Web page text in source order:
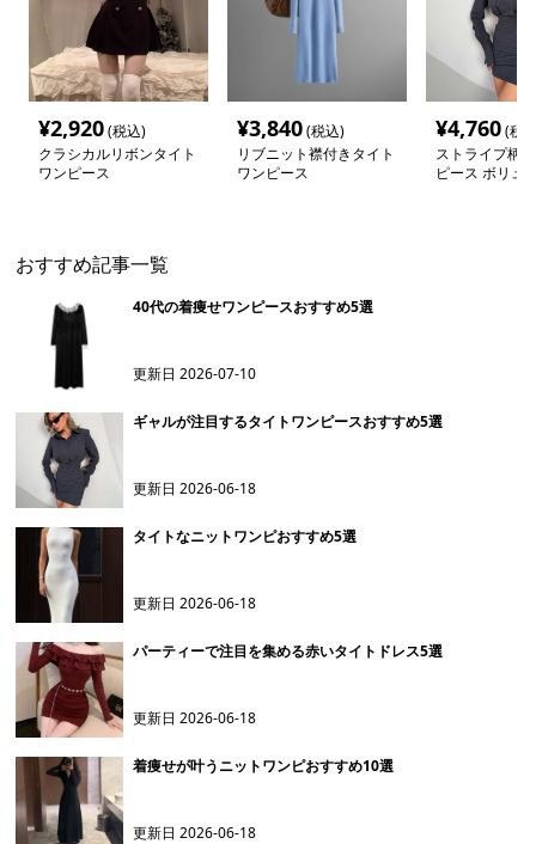
¥2,920(税込)
クラシカルリボンタイト
ワンピース
¥3,840(税込)
リブニット襟付きタイト
ワンピース
¥4,760(税
ストライプ柄
ピース ボリュ
おすすめ記事一覧
40代の着痩せワンピースおすすめ5選
更新日2026-07-10
ギャルが注目するタイトワンピースおすすめ5選
更新日2026-06-18
タイトなニットワンピおすすめ5選
更新日2026-06-18
パーティーで注目を集める赤いタイトドレス5選
更新日2026-06-18
着痩せが叶うニットワンピおすすめ10選
更新日2026-06-18